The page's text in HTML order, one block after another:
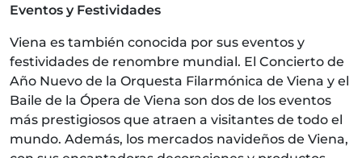
Eventos y Festividades
Viena es también conocida por sus eventos y
festividades de renombre mundial. El Concierto de
Año Nuevo de la Orquesta Filarmónica de Viena y el
Baile de la Ópera de Viena son dos de los eventos
más prestigiosos que atraen a visitantes de todo el
mundo. Además, los mercados navideños de Viena,